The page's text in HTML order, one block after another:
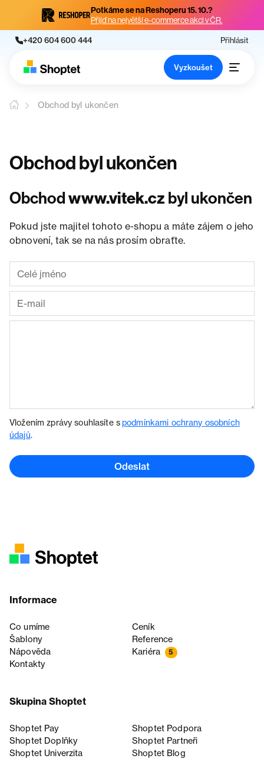
Potkáme se na Reshoperu 15. 10.?
Přijď na největší e-commerce akci v ČR.
+420 604 600 444 Přihlásit
Vyzkoušet
Obchod byl ukončen
Obchod byl ukončen
Obchodwww.vitek.cz byl ukončen
Pokud jste majitel tohoto e-shopu a máte zájem o jeho
obnovení, tak se na nás prosím obraťte.
Vložením zprávy souhlasíte spodmínkami ochrany osobních
údajů.
Odeslat
Informace
Co umíme
Ceník
Šablony
Reference
Nápověda
Kariéra 5
Kontakty
Skupina Shoptet
Shoptet Pay
Shoptet Podpora
Shoptet Doplňky
Shoptet Partneři
Shoptet Univerzita
Shoptet Blog